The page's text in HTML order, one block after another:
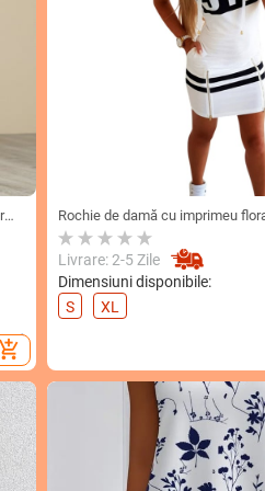
Rochie de damă cu imprimeu
cu glugă, stil european și
AliExpress
Livrare: 2-5 Zile
Dimensiuni disponibile:
S
XL